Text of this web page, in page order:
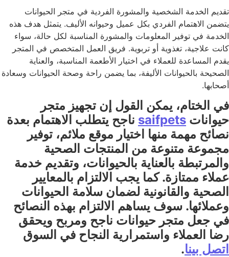
تقديم الخدمة الشخصية والمشورة الفردية في متجر الحيوانات
يتضمن الاهتمام الفردي بكل عميل وحيوانه الأليف. يتمثل هدف هذه
الخدمة في توفير المعلومات والمشورة المناسبة لكل حالة، سواء
كانت علاجية، تغذوية أو تربوية. فريق العمل المتخصص في المتجر
يقدم المساعدة للعملاء في اختيار الأطعمة المناسبة، والعناية
الصحيحة بالحيوانات الأليفة، بما يضمن راحة وصحة الحيوانات وسعادة
أصحابها.
في الختام، يمكن القول إن تجهيز متجر
حيوانات saifpets ناجح يتطلب الاهتمام بعدة
نصائح مهمة منها اختيار موقع ملائم، توفير
مجموعة متنوعة من المنتجات الصحية
والمرتبطة بالعناية بالحيوانات، وتقديم خدمة
عملاء ممتازة. كما يجب الالتزام بالمعايير
الصحية والقانونية لضمان سلامة الحيوانات
وعملائها. سوف يساهم الالتزام بهذه النصائح
في جعل متجر حيوانات ناجح ومربح ويحقق
رضا العملاء واستمرارية النجاح في السوق
اتصل بينا.